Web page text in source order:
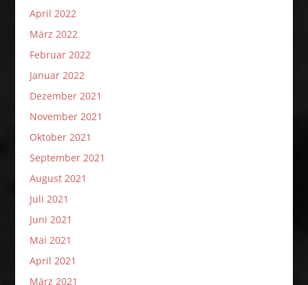
April 2022
März 2022
Februar 2022
Januar 2022
Dezember 2021
November 2021
Oktober 2021
September 2021
August 2021
Juli 2021
Juni 2021
Mai 2021
April 2021
März 2021